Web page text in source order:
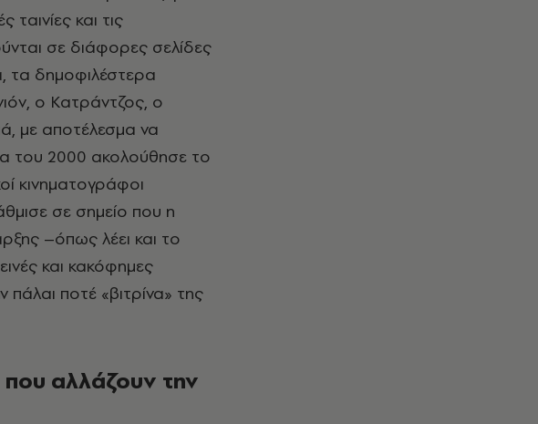
ταινίες και τις
σε διάφορες σελίδες
τα δημοφιλέστερα
ο Κατράντζος, ο
με αποτέλεσμα να
του 2000 ακολούθησε το
κινηματογράφοι
σε σημείο που η
–όπως λέει και το
και κακόφημες
ποτέ «βιτρίνα» της
που αλλάζουν την